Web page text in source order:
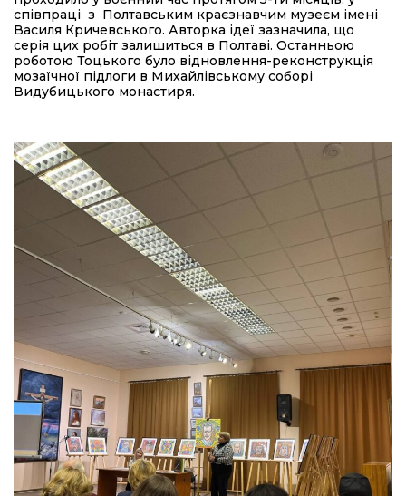
співпраці з Полтавським краєзнавчим музеєм імені
Василя Кричевського. Авторка ідеї зазначила, що
серія цих робіт залишиться в Полтаві. Останньою
роботою Тоцького було відновлення-реконструкція
мозаїчної підлоги в Михайлівському соборі
Видубицького монастиря.